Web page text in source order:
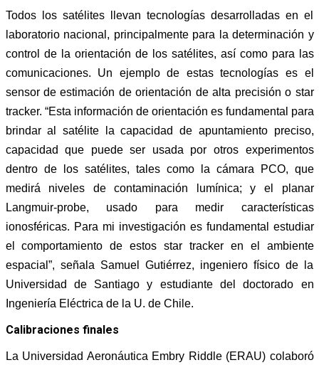
Todos los satélites llevan tecnologías desarrolladas en el
laboratorio nacional, principalmente para la determinación y
control de la orientación de los satélites, así como para las
comunicaciones. Un ejemplo de estas tecnologías es el
sensor de estimación de orientación de alta precisión o star
tracker. “Esta información de orientación es fundamental para
brindar al satélite la capacidad de apuntamiento preciso,
capacidad que puede ser usada por otros experimentos
dentro de los satélites, tales como la cámara PCO, que
medirá niveles de contaminación lumínica; y el planar
Langmuir-probe, usado para medir características
ionosféricas. Para mi investigación es fundamental estudiar
el comportamiento de estos star tracker en el ambiente
espacial”, señala Samuel Gutiérrez, ingeniero físico de la
Universidad de Santiago y estudiante del doctorado en
Ingeniería Eléctrica de la U. de Chile.
Calibraciones finales
La Universidad Aeronáutica Embry Riddle (ERAU) colaboró